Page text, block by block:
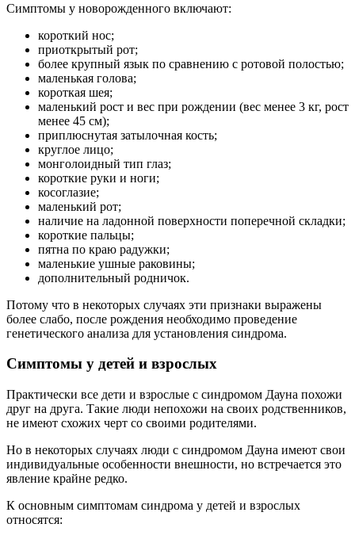
Симптомы у новорожденного включают:
короткий нос;
приоткрытый рот;
более крупный язык по сравнению с ротовой полостью;
маленькая голова;
короткая шея;
маленький рост и вес при рождении (вес менее 3 кг, рост
менее 45 см);
приплюснутая затылочная кость;
круглое лицо;
монголоидный тип глаз;
короткие руки и ноги;
косоглазие;
маленький рот;
наличие на ладонной поверхности поперечной складки;
короткие пальцы;
пятна по краю радужки;
маленькие ушные раковины;
дополнительный родничок.
Потому что в некоторых случаях эти признаки выражены
более слабо, после рождения необходимо проведение
генетического анализа для установления синдрома.
Симптомы у детей и взрослых
Практически все дети и взрослые с синдромом Дауна похожи
друг на друга. Такие люди непохожи на своих родственников,
не имеют схожих черт со своими родителями.
Но в некоторых случаях люди с синдромом Дауна имеют свои
индивидуальные особенности внешности, но встречается это
явление крайне редко.
К основным симптомам синдрома у детей и взрослых
относятся: